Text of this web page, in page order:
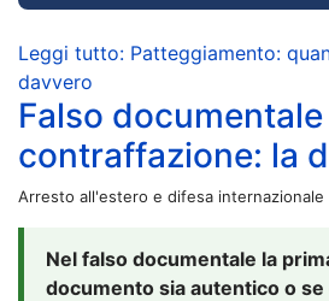
Leggi tutto: Patteggiamento:
davvero
Falso documentale
contraffazione: la
Arresto all'estero e difesa internazionale
Nel falso documentale la
documento sia autentico o